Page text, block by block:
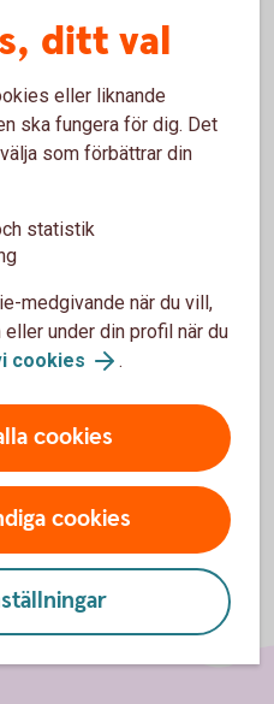
i SPAX Nu?
1 procent av nominellt
på maximalt 1,5 procent av
här
ditt val
eller liknande
ska fungera för dig. Det
som förbättrar din
statistik
medgivande när du vill,
under din profil när du
cookies .
cookies
cookies